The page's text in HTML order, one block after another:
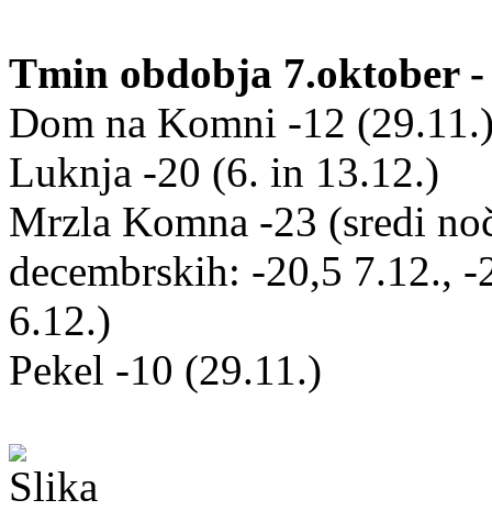
Tmin obdobja 7.oktober -
Dom na Komni -12
Luknja -20 (6. in 13.12.)
Mrzla Komna -23 (sredi
decembrskih: -20,5 7.12.,
6.12.)
Pekel -10 (29.11.)